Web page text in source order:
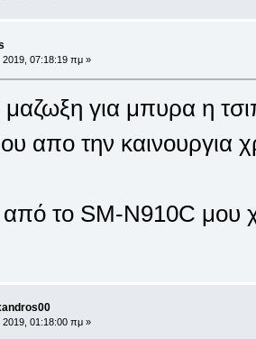
2019, 07:18:19 πμ »
μαζωξη για μπυρα η
απο την καινουργια
από το SM-N910C μου
2019, 01:18:00 πμ »